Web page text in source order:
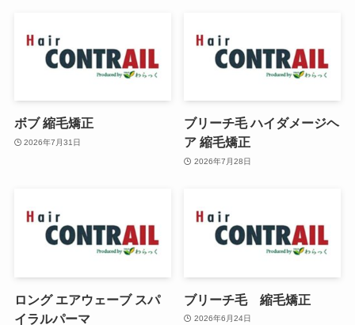
ボブ 縮毛矯正
2026年7月31日
ブリーチ毛 ハイダメージヘ
ア 縮毛矯正
2026年7月28日
ロング エアウェーブ スパ
イラルパーマ
ブリーチ毛 縮毛矯正
2026年6月24日